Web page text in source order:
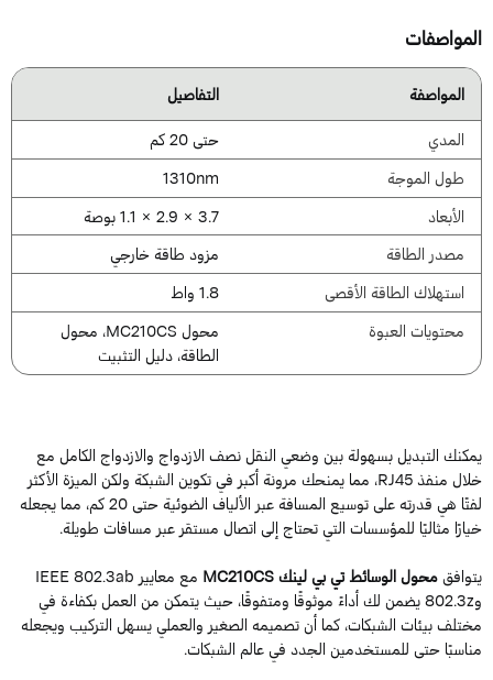
المواصفة
التفاصيل
المدي
حتى 20 كم
طول الموجة
1310nm
الأبعاد
3.7 × 2.9 × 1.1 بوصة
مصدر الطاقة
مزود طاقة خارجي
استهلاك الطاقة الأقصى
1.8 واط
محتويات العبوة
محول MC210CS، محول
الطاقة، دليل التثبيت
التبديل بسهولة بين وضعي النقل نصف الازدواج والازدواج الكامل مع
خلال منفذ RJ45، مما يمنحك مرونة أكبر في تكوين الشبكة ولكن الميزة الأكثر
لفتًا هي قدرته على توسيع المسافة عبر الألياف الضوئية حتى 20 كم، مما يجعله
مثاليًا للمؤسسات التي تحتاج إلى اتصال مستقر عبر مسافات طويلة.
محول الوسائط تي بي لينك MC210CS مع معايير IEEE 802.3ab
و802.3z يضمن لك أداءً موثوقًا ومتفوقًا، حيث يتمكن من العمل بكفاءة في
بيئات الشبكات، كما أن تصميمه الصغير والعملي يسهل التركيب ويجعله
حتى للمستخدمين الجدد في عالم الشبكات.